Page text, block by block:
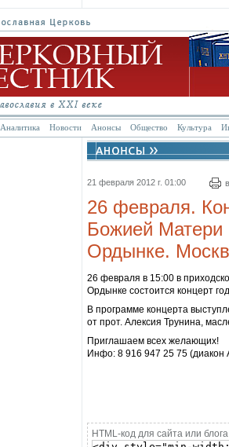
Аналитика Новости Анонсы Общество Культура
21 февраля 2012 г. 01:00
26 февраля.
Божией Матери
Ордынке.
26 февраля в 15:00 в
Ордынке состоится концерт
В программе концерта
от прот. Алексия Трунина,
Приглашаем всех желающих!
Инфо: 8 916 947 25 75 (диакон
HTML-код для сайта или